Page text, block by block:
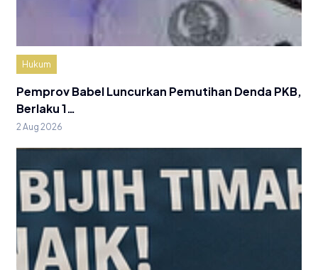
Hukum
Pemprov Babel Luncurkan Pemutihan Denda PKB,
Berlaku 1…
2 Aug 2026